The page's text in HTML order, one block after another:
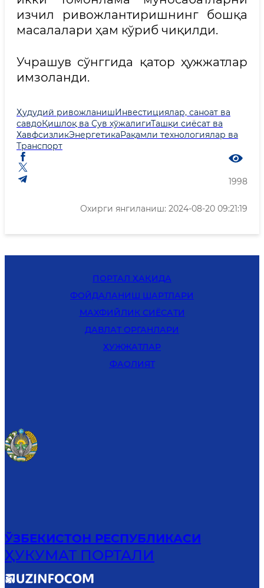
изчил ривожлантиришнинг бошқа
масалалари ҳам кўриб чиқилди.
Учрашув сўнггида қатор ҳужжатлар
имзоланди.
Ҳудудий ривожланишИнвестициялар, саноат ва
савдоҚишлоқ ва Сув хўжалигиТашқи сиёсат ва
ХавфсизликЭнергетикаРақамли технологиялар ва
Транспорт
1998
Охирги янгиланиш: 2024-08-20 09:21:19
ПОРТАЛ ҲАҚИДА
ФОЙДАЛАНИШ ШАРТЛАРИ
MАХФИЙЛИК СИЁСАТИ
ДАВЛАТ ОРГАНЛАРИ
ҲУЖЖАТЛАР
ФАОЛИЯТ
ЎЗБЕКИСТОН РЕСПУБЛИКАСИ
ҲУКУМАТ ПОРТАЛИ